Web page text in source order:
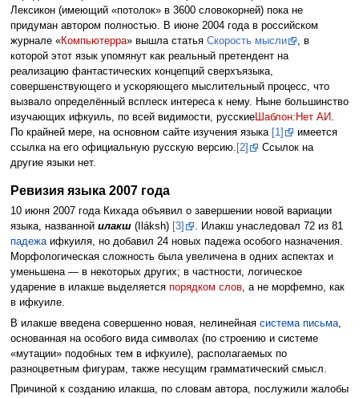
Лексикон (имеющий «потолок» в 3600 словокорней) пока не
придуман автором полностью. В июне 2004 года в российском
журнале «Компьютерра» вышла статья Скорость мысли
, в
которой этот язык упомянут как реальный претендент на
реализацию фантастических концепций сверхъязыка,
совершенствующего и ускоряющего мыслительный процесс, что
вызвало определённый всплеск интереса к нему. Ныне большинство
изучающих ифкуиль, по всей видимости, русскиеШаблон:Нет АИ.
По крайней мере, на основном сайте изучения языка [1]
имеется
ссылка на его официальную русскую версию. [2]
Ссылок на
другие языки нет.
Ревизия языка 2007 года
10 июня 2007 года Кихада объявил о завершении новой вариации
языка, названной илакш(Iláksh) [3]
. Илакш унаследовал 72 из 81
падежаифкуиля, но добавил 24 новых падежа особого назначения.
Морфологическая сложность была увеличена в одних аспектах и
уменьшена — в некоторых других; в частности, логическое
ударение в илакше выделяется порядком слов, а не морфемно, как
в ифкуиле.
В илакше введена совершенно новая, нелинейная система письма,
основанная на особого вида символах (по строению и системе
«мутации» подобных тем в ифкуиле), располагаемых по
разноцветным фигурам, также несущим грамматический смысл.
Причиной к созданию илакша, по словам автора, послужили жалобы